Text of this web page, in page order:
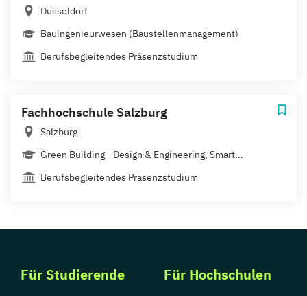
Düsseldorf
Bauingenieurwesen (Baustellenmanagement)
Berufsbegleitendes Präsenzstudium
Fachhochschule Salzburg
Salzburg
Green Building - Design & Engineering, Smart...
Berufsbegleitendes Präsenzstudium
Für Studierende Für Hochschulen